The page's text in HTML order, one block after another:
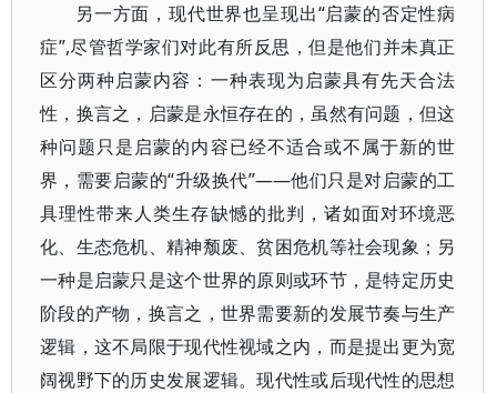
另一方面，现代世界也呈现出“启蒙的否定性病
症”,尽管哲学家们对此有所反思，但是他们并未真正
区分两种启蒙内容：一种表现为启蒙具有先天合法
性，换言之，启蒙是永恒存在的，虽然有问题，但这
种问题只是启蒙的内容已经不适合或不属于新的世
界，需要启蒙的“升级换代”——他们只是对启蒙的工
具理性带来人类生存缺憾的批判，诸如面对环境恶
化、生态危机、精神颓废、贫困危机等社会现象；另
一种是启蒙只是这个世界的原则或环节，是特定历史
阶段的产物，换言之，世界需要新的发展节奏与生产
逻辑，这不局限于现代性视域之内，而是提出更为宽
阔视野下的历史发展逻辑。现代性或后现代性的思想